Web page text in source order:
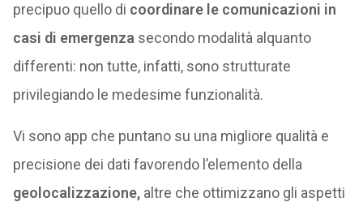
precipuo quello di coordinare le comunicazioni in
casi di emergenza secondo modalità alquanto
differenti: non tutte, infatti, sono strutturate
privilegiando le medesime funzionalità.
Vi sono app che puntano su una migliore qualità e
precisione dei dati favorendo l’elemento della
geolocalizzazione,altre che ottimizzano gli aspetti